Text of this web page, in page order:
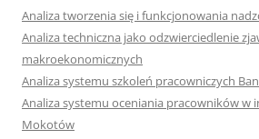
Analiza tworzenia się i funkcjonowania
Analiza techniczna jako odzwierciedlenie
makroekonomicznych
Analiza systemu szkoleń pracowniczych
Analiza systemu oceniania pracowników w
Mokotów